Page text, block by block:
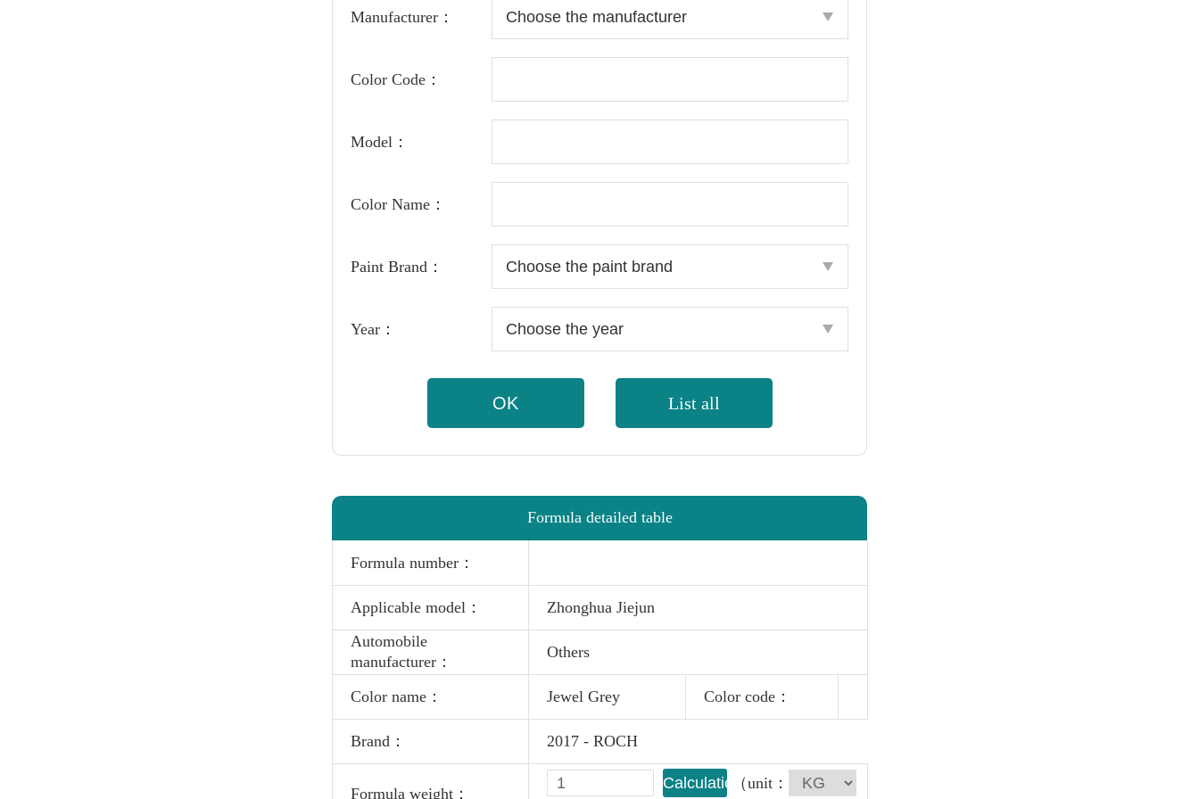
Manufacturer：
Color Code：
Model：
Color Name：
Paint Brand：
Year：
OK List all
Formula detailed table
Formula number：
Applicable model：
Zhonghua Jiejun
Automobile
manufacturer：
Others
Color name： Jewel Grey Color code：
Brand： 2017 - ROCH
Formula weight：
Calculation（unit：